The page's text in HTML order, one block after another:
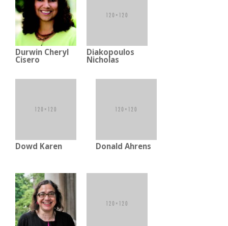
Durwin Cheryl
Cisero
Diakopoulos
Nicholas
Dowd Karen Donald Ahrens